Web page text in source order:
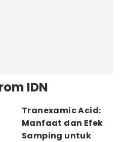
IDN
Tranexamic Acid:
Manfaat dan Efek
Samping untuk